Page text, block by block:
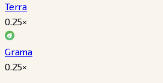
Terra
0.25×
Grama
0.25×